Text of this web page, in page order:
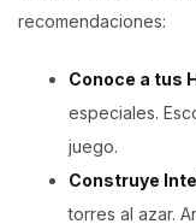
recomendaciones:
Conoce a tus
especiales.
juego.
Construye
torres al azar.